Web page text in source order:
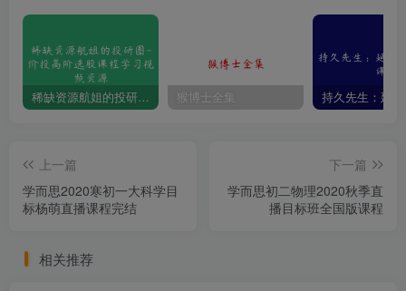
稀缺资源航姐的投研圈-价投高阶选股课程学习视频资源 猴博士全集
上一篇
学而思2020寒初一大科学目
标杨萌直播课程完结
下一篇
学而思初二物理2020秋季直
播目标班全国版课程
相关推荐